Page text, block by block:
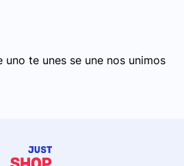
uno te unes se une nos unimos